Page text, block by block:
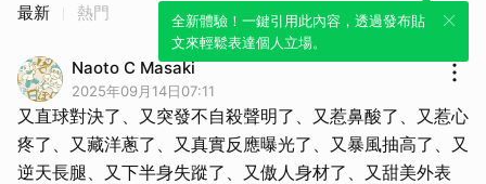
全新體驗！一鍵引用此內容，透過發布貼
文來輕鬆表達個人立場。
最新 熱門
Naoto C Masaki
2025年09月14日07:11
又直球對決了、又突發不自殺聲明了、又惹鼻酸了、又惹心
疼了、又藏洋蔥了、又真實反應曝光了、又暴風抽高了、又
逆天長腿、又下半身失蹤了、又傲人身材了、又甜美外表